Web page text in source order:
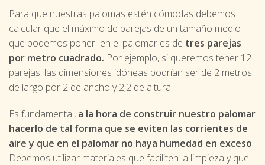
Para que nuestras palomas estén cómodas debemos
calcular que el máximo de parejas de un tamaño medio
que podemos poner en el palomar es de tres parejas
por metro cuadrado. Por ejemplo, si queremos tener 12
parejas, las dimensiones idóneas podrían ser de 2 metros
de largo por 2 de ancho y 2,2 de altura.
Es fundamental, a la hora de construir nuestro palomar
hacerlo de tal forma que se eviten las corrientes de
aire y que en el palomar no haya humedad en exceso.
Debemos utilizar materiales que faciliten la limpieza y que